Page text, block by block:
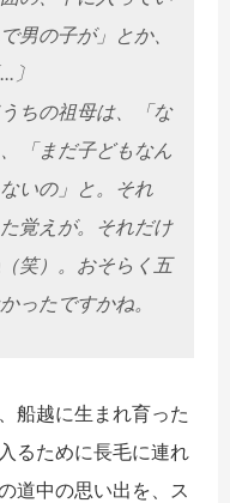
男の子が」とか、
〕
ちの祖母は、「な
「まだ子どもなん
いの」と。それ
覚えが。それだけ
笑）。おそらく五
ったですかね。
船越に生まれ育った
るために長毛に連れ
道中の思い出を、ス